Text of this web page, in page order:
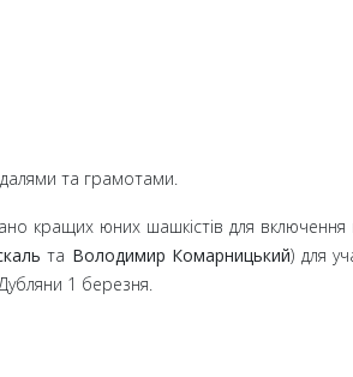
та грамотами.
кращих юних шашкістів для
та Володимир Комарницький) для
1 березня.